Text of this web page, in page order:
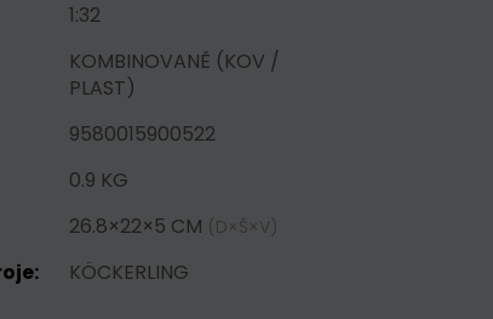
1:32
KOMBINOVANĚ (KOV /
PLAST)
9580015900522
0.9 KG
26.8×22×5 CM (D×Š×V)
KÖCKERLING